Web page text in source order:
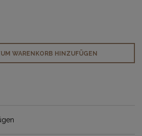
WARENKORB HINZUFÜGEN